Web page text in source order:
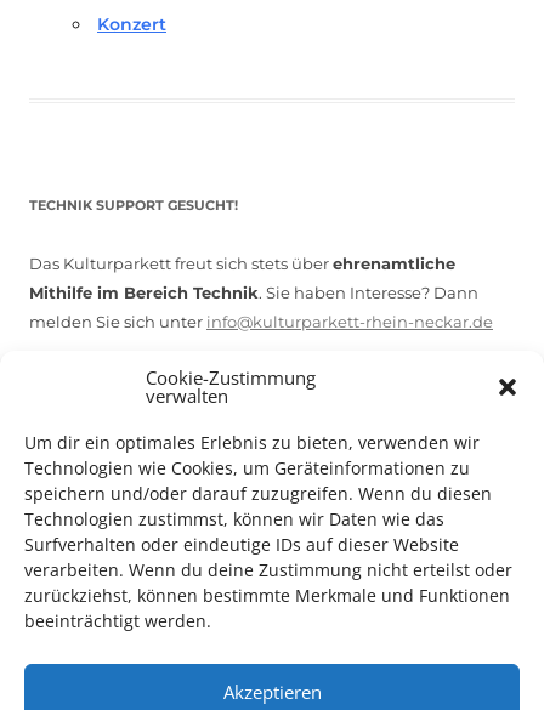
Cookie-Zustimmung
verwalten
Um dir ein optimales Erlebnis zu bieten, verwenden wir
Technologien wie Cookies, um Geräteinformationen zu
speichern und/oder darauf zuzugreifen. Wenn du diesen
Technologien zustimmst, können wir Daten wie das
Surfverhalten oder eindeutige IDs auf dieser Website
verarbeiten. Wenn du deine Zustimmung nicht erteilst oder
zurückziehst, können bestimmte Merkmale und Funktionen
beeinträchtigt werden.
Akzeptieren
Konzert
TECHNIK SUPPORT GESUCHT!
Das Kulturparkett freut sich stets überehrenamtliche
Mithilfe im Bereich Technik. Sie haben Interesse? Dann
melden Sie sich unter info@kulturparkett-rhein-neckar.de